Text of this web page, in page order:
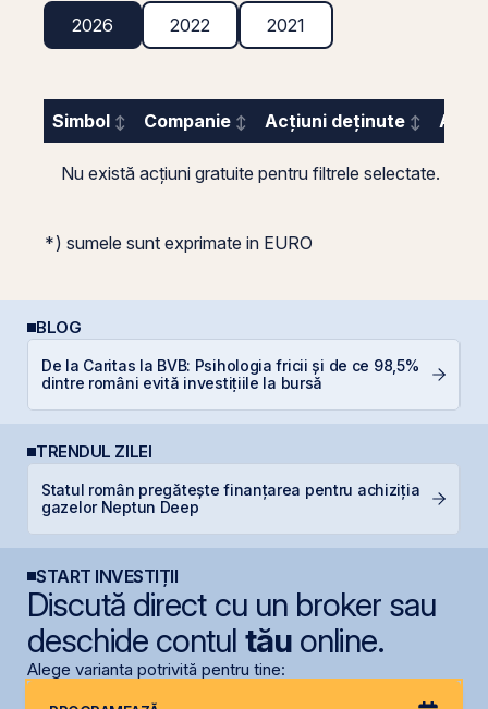
2026 2022 2021
Simbol Companie Acțiuni deținute
Nu există acțiuni gratuite pentru filtrele selectate.
*) sumele sunt exprimate in EURO
BLOG
De la Caritas la BVB: Psihologia fricii și de ce 98,5%
dintre români evită investițiile la bursă
TRENDUL ZILEI
Statul român pregătește finanțarea pentru achiziția
gazelor Neptun Deep
START INVESTIȚII
Discută direct cu un broker sau
deschide contul tăuonline.
Alege varianta potrivită pentru tine: